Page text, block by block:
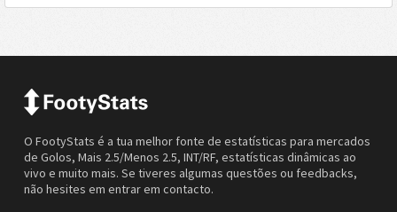
O FootyStats é a tua melhor fonte de estatísticas para mercados
de Golos, Mais 2.5/Menos 2.5, INT/RF, estatísticas dinâmicas ao
vivo e muito mais. Se tiveres algumas questões ou feedbacks,
não hesites em entrar em contacto.